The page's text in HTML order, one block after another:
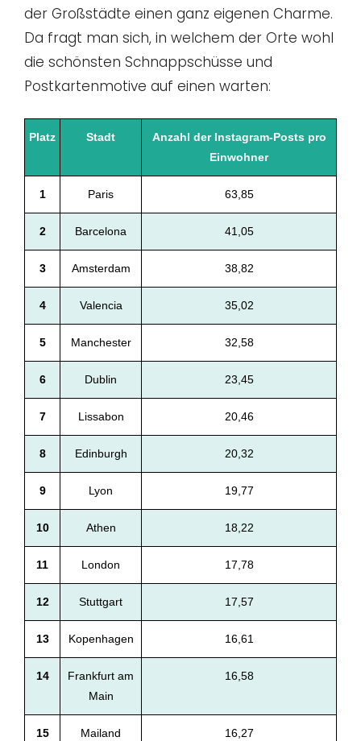
der Großstädte einen ganz eigenen Charme.
Da fragt man sich, in welchem der Orte wohl
die schönsten Schnappschüsse und
Postkartenmotive auf einen warten:
Platz Stadt
Anzahl der Instagram-Posts pro
Einwohner
1 Paris 63,85
2 Barcelona 41,05
3 Amsterdam 38,82
4 Valencia 35,02
5 Manchester 32,58
6 Dublin 23,45
7 Lissabon 20,46
8 Edinburgh 20,32
9 Lyon 19,77
10 Athen 18,22
11 London 17,78
12 Stuttgart 17,57
13 Kopenhagen 16,61
14
Frankfurt am
Main
16,58
15 Mailand 16,27